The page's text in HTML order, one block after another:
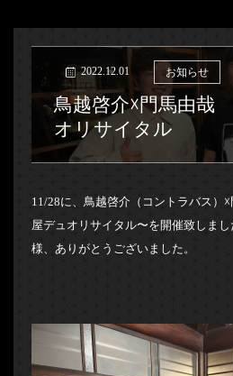
2022.12.01 お知らせ
鳥越啓介☓門馬由哉
オリサイタル
11/28に、鳥越啓介（コントラバス）
屋デュオリサイタル〜を開催致しま
様、ありがとうございました。